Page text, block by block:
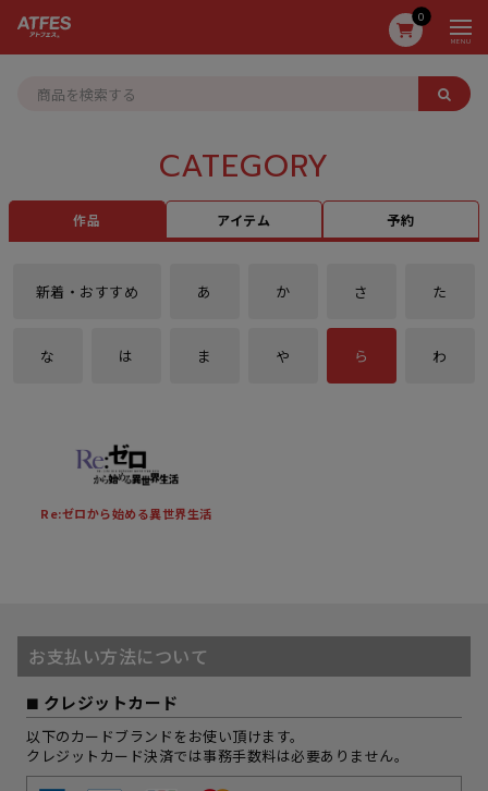
0
MENU
CATEGORY
作品 アイテム 予約
新着・おすすめ あ か さ た
な は ま や ら わ
Re:ゼロから始める異世界生活
お支払い方法について
クレジットカード
以下のカードブランドをお使い頂けます。
クレジットカード決済では事務手数料は必要ありません。